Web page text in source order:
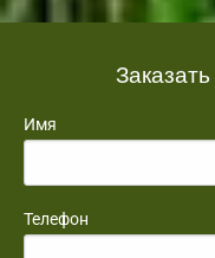
Имя
Телефон